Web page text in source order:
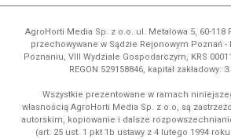
AgroHorti Media Sp. z o.o. ul. Metalowa 5, 60-118
przechowywane w Sądzie Rejonowym Poznań -
Poznaniu, VIII Wydziale Gospodarczym, KRS
REGON 529158846, kapitał zakładowy:
Wszystkie prezentowane w ramach
własnością AgroHorti Media Sp. z o.o, są
autorskim, kopiowanie i dalsze
(art. 25 ust. 1 pkt 1b ustawy z 4 lutego 1994